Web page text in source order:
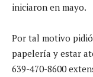
iniciaron en mayo.
Por tal motivo
papelería y estar
639-470-8600